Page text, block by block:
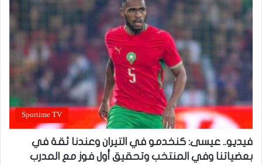
Sportime TV
فيديو.. عيسى: كنخدمو في التيران وعندنا ثقة في
بعضياتنا وفي المنتخب وتحقيق أول فوز مع المدرب